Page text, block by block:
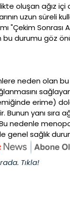
oluşan ağız
uzun süreli
"Çekim Sonrası
durumu göz
neden olan
erime)
yanı sıra
nedenle
sağlık
Tıkla!